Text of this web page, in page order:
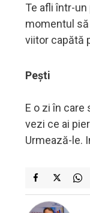
Te afli într-
momentul
viitor capătă
Pești
E o zi în
vezi ce ai
Urmează-le.